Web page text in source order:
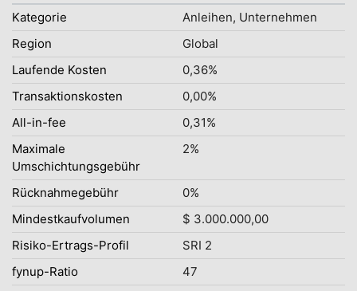
Kategorie
Anleihen, Unternehmen
Region
Global
Laufende Kosten
0,36%
Transaktionskosten
0,00%
All-in-fee
0,31%
Maximale
Umschichtungsgebühr
2%
Rücknahmegebühr
0%
Mindestkaufvolumen
$ 3.000.000,00
Risiko-Ertrags-Profil
SRI 2
fynup-Ratio
47